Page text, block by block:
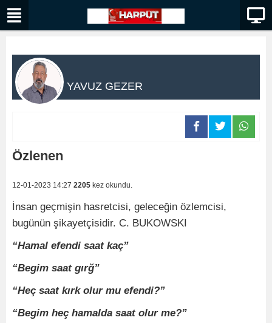
YAVUZ GEZER
Özlenen
12-01-2023 14:27 2205 kez okundu.
İnsan geçmişin hasretcisi, geleceğin özlemcisi,
bugünün şikayetçisidir. C. BUKOWSKI
“Hamal efendi saat kaç”
“Begim saat gırğ”
“Heç saat kırk olur mu efendi?”
“Begim heç hamalda saat olur me?”